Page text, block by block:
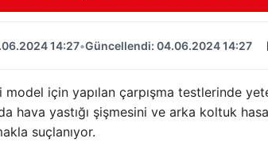
14:27•Güncellendi: 04.06.2024 14:27
model için yapılan çarpışma testlerinde
hava yastığı şişmesini ve arka koltuk
suçlanıyor.